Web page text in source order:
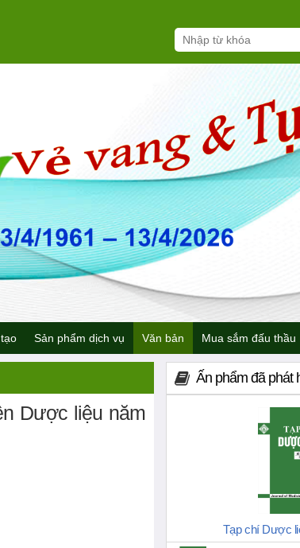
Sản phẩm dịch vụ Văn bản Mua sắm đấu thầu
Dược liệu năm
Ấn phẩm đã phát
Tạp chí Dược